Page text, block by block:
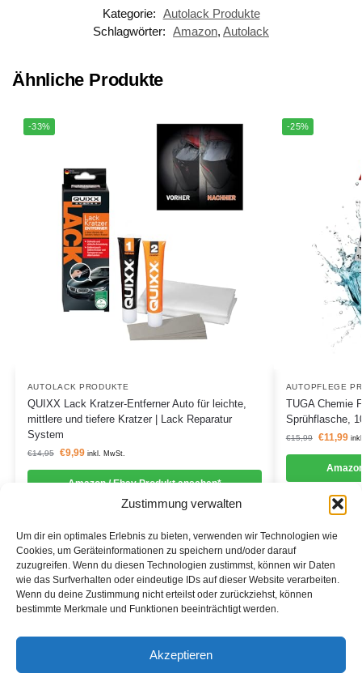
Zustimmung verwalten
Um dir ein optimales Erlebnis zu bieten, verwenden wir Technologien wie
Cookies, um Geräteinformationen zu speichern und/oder darauf
zuzugreifen. Wenn du diesen Technologien zustimmst, können wir Daten
wie das Surfverhalten oder eindeutige IDs auf dieser Website verarbeiten.
Wenn du deine Zustimmung nicht erteilst oder zurückziehst, können
bestimmte Merkmale und Funktionen beeinträchtigt werden.
Akzeptieren
Kategorie: Autolack Produkte
Schlagwörter: Amazon, Autolack
Ähnliche Produkte
-33%
AUTOLACK PRODUKTE
QUIXX Lack Kratzer-Entferner Auto für leichte,
mittlere und tiefere Kratzer | Lack Reparatur
System
€14,95 €9,99 inkl. MwSt.
Amazon / Ebay Produkt ansehen*
-25%
AUTOPFLEGE
TUGA Chemie
Sprühflasche,
€15,99 €11,99
Informationen
Datenschutzerklärung